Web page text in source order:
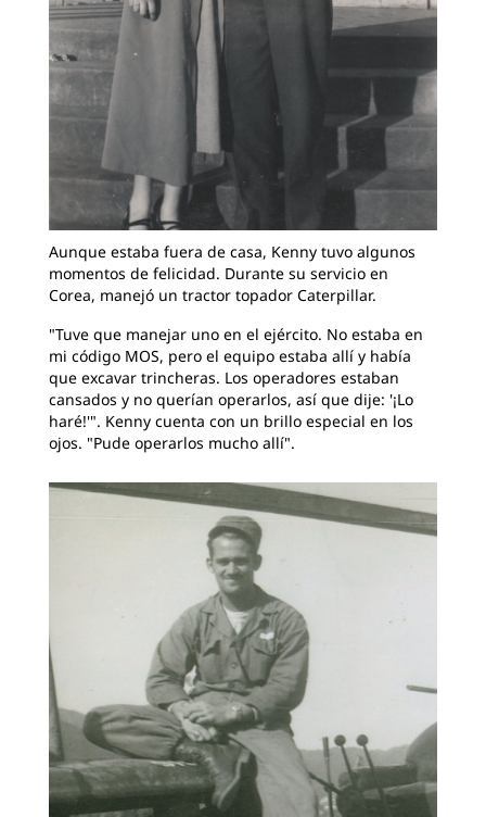
Aunque estaba fuera de casa, Kenny tuvo algunos
momentos de felicidad. Durante su servicio en
Corea, manejó un tractor topador Caterpillar.
"Tuve que manejar uno en el ejército. No estaba en
mi código MOS, pero el equipo estaba allí y había
que excavar trincheras. Los operadores estaban
cansados y no querían operarlos, así que dije: '¡Lo
haré!'". Kenny cuenta con un brillo especial en los
ojos. "Pude operarlos mucho allí".